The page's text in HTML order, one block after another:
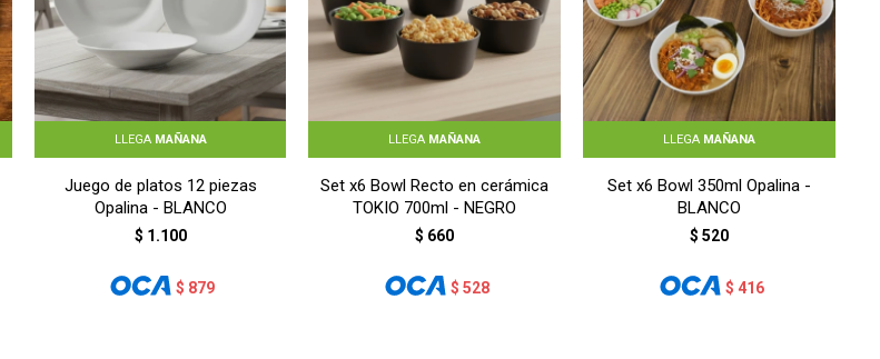
LLEGA MAÑANA
Juego de platos 12 piezas
Opalina - BLANCO
$ 1.100
$ 879
LLEGA MAÑANA
Set x6 Bowl Recto en cerámica
TOKIO 700ml - NEGRO
$ 660
$ 528
LLEGA MAÑANA
Set x6 Bowl 350ml Opalina -
BLANCO
$ 520
$ 416